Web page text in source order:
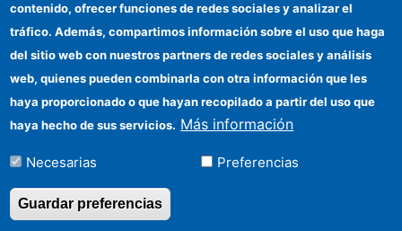
Identidad institucional
Ayudas FEDER
Organismos financiadores
Contacto
Cómo llegar
contenido, ofrecer funciones de redes sociales y analizar el
tráfico. Además, compartimos información sobre el uso que haga
del sitio web con nuestros partners de redes sociales y análisis
web, quienes pueden combinarla con otra información que les
haya proporcionado o que hayan recopilado a partir del uso que
haya hecho de sus servicios. Más información
Necesarias Preferencias
Guardar preferencias